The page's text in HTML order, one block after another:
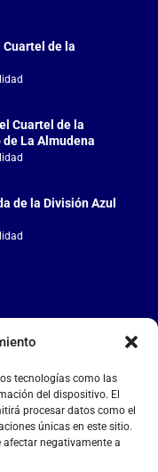
tecnologías como las
del dispositivo. El
procesar datos como el
únicas en este sitio.
afectar negativamente a
Cuartel de la
Cuartel de la
La Almudena
de la División Azul